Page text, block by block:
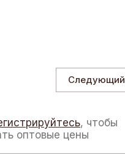
Следующий
, чтобы
оптовые цены